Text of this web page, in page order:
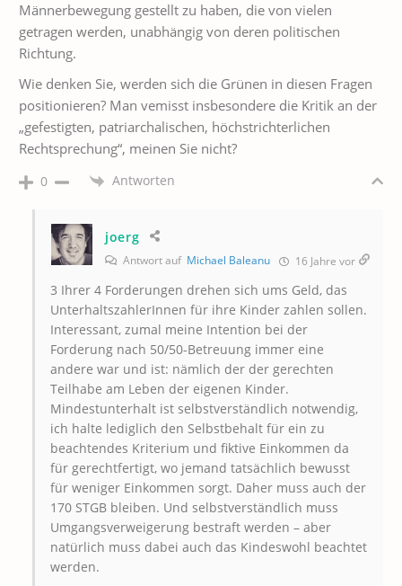
Männerbewegung gestellt zu haben, die von vielen
getragen werden, unabhängig von deren politischen
Richtung.
Wie denken Sie, werden sich die Grünen in diesen Fragen
positionieren? Man vemisst insbesondere die Kritik an der
„gefestigten, patriarchalischen, höchstrichterlichen
Rechtsprechung“, meinen Sie nicht?
0 Antworten
joerg
Antwort auf Michael Baleanu 16 Jahre vor
3 Ihrer 4 Forderungen drehen sich ums Geld, das
UnterhaltszahlerInnen für ihre Kinder zahlen sollen.
Interessant, zumal meine Intention bei der
Forderung nach 50/50-Betreuung immer eine
andere war und ist: nämlich der der gerechten
Teilhabe am Leben der eigenen Kinder.
Mindestunterhalt ist selbstverständlich notwendig,
ich halte lediglich den Selbstbehalt für ein zu
beachtendes Kriterium und fiktive Einkommen da
für gerechtfertigt, wo jemand tatsächlich bewusst
für weniger Einkommen sorgt. Daher muss auch der
170 STGB bleiben. Und selbstverständlich muss
Umgangsverweigerung bestraft werden – aber
natürlich muss dabei auch das Kindeswohl beachtet
werden.